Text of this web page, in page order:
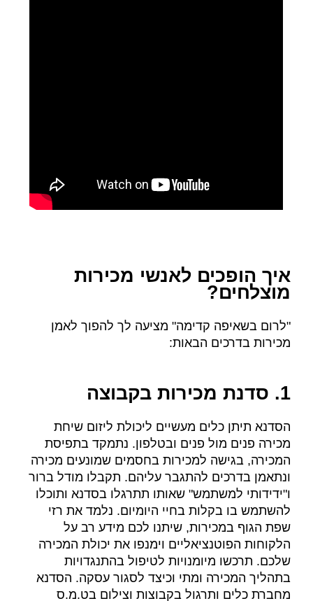
איך הופכים לאנשי מכירות
מוצלחים?
"לרום בשאיפה קדימה" מציעה לך להפוך לאמן
מכירות בדרכים הבאות:
1. סדנת מכירות בקבוצה
הסדנא תיתן כלים מעשיים ליכולת ליזום שיחת
מכירה פנים מול פנים ובטלפון. נתמקד בתפיסת
המכירה, בגישה למכירות בחסמים שמונעים מכירה
ונתאמן בדרכים להתגבר עליהם. תקבלו מודל ברור
ו"ידידותי למשתמש" שאותו תתרגלו בסדנא ותוכלו
להשתמש בו בקלות בחיי היומיום. נלמד את רזי
שפת הגוף במכירות, שיתנו לכם מידע רב על
הלקוחות הפוטנציאליים וימנפו את יכולת המכירה
שלכם. תרכשו מיומנויות לטיפול בהתנגדויות
בתהליך המכירה ומתי וכיצד לסגור עסקה. הסדנא
מחברת כלים ותרגול בקבוצות וצילום בט.מ.ס